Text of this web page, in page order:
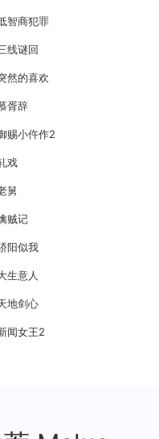
智商犯罪
线谜回
然的喜欢
胥辞
赐小仵作2
戏
舅
贼记
阳似我
生意人
地剑心
闻女王2